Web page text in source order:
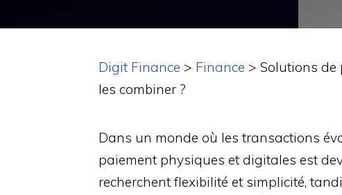
Digit Finance > Finance > Solutions de
les combiner ?
Dans un monde où les transactions
paiement physiques et digitales est
recherchent flexibilité et simplicité,